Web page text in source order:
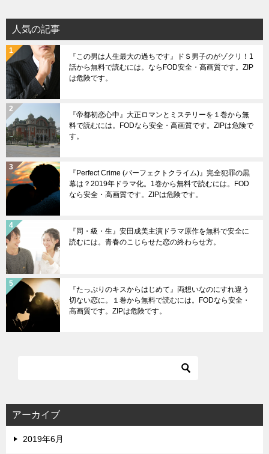
人気の記事
『この男は人生最大の過ちです』ドＳ男子のがゾクリ！1
話から無料で読むには。ならFOD安全・高画質です。ZIP
は危険です。
『帝都初恋心中』大正ロマンとミステリーを１巻から無
料で読むには。FODなら安全・高画質です。ZIPは危険で
す。
『Perfect Crime (パーフェクトクライム)』完全犯罪の黒
幕は？2019年ドラマ化。1巻から無料で読むには。FOD
なら安全・高画質です。ZIPは危険です。
『同・級・生』安田成美主演ドラマ原作を無料で安全に
読むには。青春のこじらせた恋の終わらせ方。
『たっぷりのキスからはじめて』両想いなのにすれ違う
切ない恋に。１巻から無料で読むには。FODなら安全・
高画質です。ZIPは危険です。
アーカイブ
2019年6月